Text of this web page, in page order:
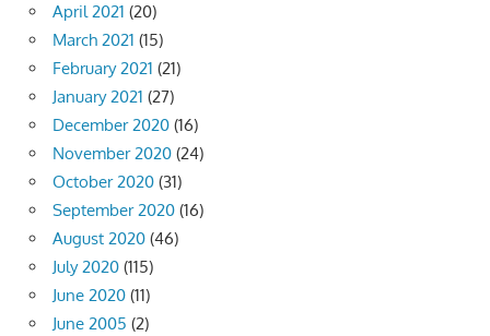
April 2021 (20)
March 2021 (15)
February 2021 (21)
January 2021 (27)
December 2020 (16)
November 2020 (24)
October 2020 (31)
September 2020 (16)
August 2020 (46)
July 2020 (115)
June 2020 (11)
June 2005 (2)